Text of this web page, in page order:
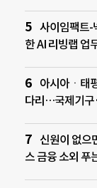
사이임팩트-
한 AI 리빙랩 업
아시아ㆍ태
다리…국제기구
신원이 없으
스 금융 소외 푸